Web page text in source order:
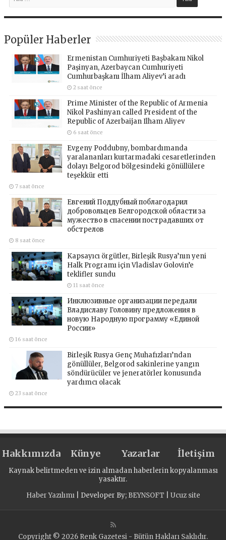
Popüler Haberler
Ermenistan Cumhuriyeti Başbakanı Nikol
Paşinyan, Azerbaycan Cumhuriyeti
Cumhurbaşkanı İlham Aliyev’i aradı
2 saat önce
Prime Minister of the Republic of Armenia
Nikol Pashinyan called President of the
Republic of Azerbaijan Ilham Aliyev
6 saat önce
Evgeny Poddubny, bombardımanda
yaralananları kurtarmadaki cesaretlerinden
dolayı Belgorod bölgesindeki gönüllülere
teşekkür etti
7 saat önce
Евгений Поддубный поблагодарил
добровольцев Белгородской области за
мужество в спасении пострадавших от
обстрелов
8 saat önce
Kapsayıcı örgütler, Birleşik Rusya’nın yeni
Halk Programı için Vladislav Golovin’e
teklifler sundu
11 saat önce
Инклюзивные организации передали
Владиславу Головину предложения в
новую Народную программу «Единой
России»
16 saat önce
Birleşik Rusya Genç Muhafızları’ndan
gönüllüler, Belgorod sakinlerine yangın
söndürücüler ve jeneratörler konusunda
yardımcı olacak
23 saat önce
Hakkımızda Künye Yazarlar İletişim
Kaynak belirtmeden ve izin almadan haberlerin kopyalanması
yasaktır.
Haber Yazılımı| Developer By; BEYNSOFT Ucuz site
Copyright © 2026 Renk Gazetesi - Bütün Hakları Saklıdır.